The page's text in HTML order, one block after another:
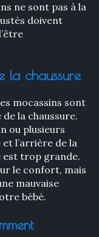
ne sont pas à la
doivent
la chaussure
mocassins sont
la chaussure.
ou plusieurs
l’arrière de la
est trop grande.
le confort, mais
mauvaise
bébé.